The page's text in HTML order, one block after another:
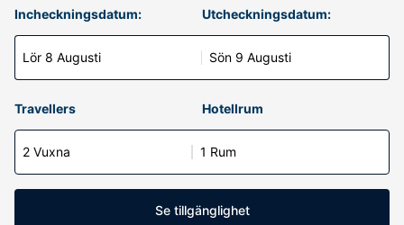
Incheckningsdatum:
Lör 8 Augusti
Utcheckningsdatum:
Sön 9 Augusti
Travellers Hotellrum
2 Vuxna 1 Rum
Se tillgänglighet